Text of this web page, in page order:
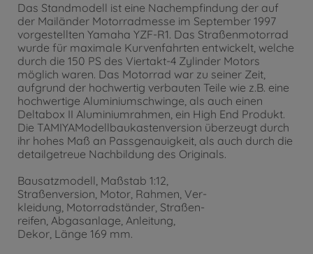
Das Standmodell ist eine Nachempfindung der auf
der Mailänder Motorradmesse im September 1997
vorgestellten Yamaha YZF-R1. Das Straßenmotorrad
wurde für maximale Kurvenfahrten entwickelt, welche
durch die 150 PS des Viertakt-4 Zylinder Motors
möglich waren. Das Motorrad war zu seiner Zeit,
aufgrund der hochwertig verbauten Teile wie z.B. eine
hochwertige Aluminiumschwinge, als auch einen
Deltabox II Aluminiumrahmen, ein High End Produkt.
Die TAMIYAModellbaukastenversion überzeugt durch
ihr hohes Maß an Passgenauigkeit, als auch durch die
detailgetreue Nachbildung des Originals.
Bausatzmodell, Maßstab 1:12,
Straßenversion, Motor, Rahmen, Ver-
kleidung, Motorradständer, Straßen-
reifen, Abgasanlage, Anleitung,
Dekor, Länge 169 mm.